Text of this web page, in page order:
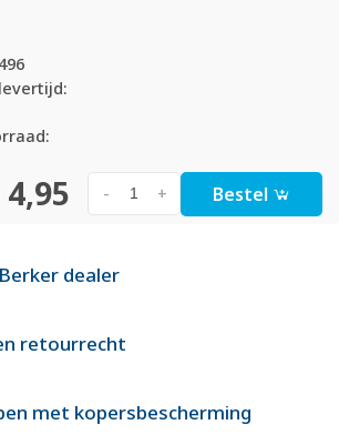
4,95 +
- Bestel
dealer
retourrecht
met kopersbescherming